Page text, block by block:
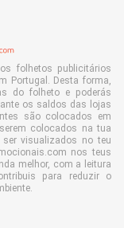
folhetos publicitários
Portugal. Desta forma,
do folheto e poderás
os saldos das lojas
são colocados em
colocados na tua
visualizados no teu
nos teus
melhor, com a leitura
para reduzir o